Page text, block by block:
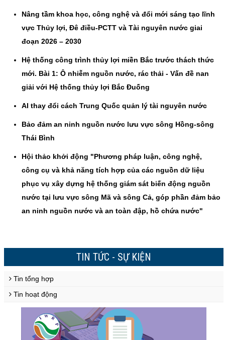
Nâng tầm khoa học, công nghệ và đổi mới sáng tạo lĩnh
vực Thủy lợi, Đê điều-PCTT và Tài nguyên nước giai
đoạn 2026 – 2030
Hệ thống công trình thủy lợi miền Bắc trước thách thức
mới. Bài 1: Ô nhiễm nguồn nước, rác thải - Vấn đề nan
giải với Hệ thống thủy lợi Bắc Đuống
AI thay đổi cách Trung Quốc quản lý tài nguyên nước
Bảo đảm an ninh nguồn nước lưu vực sông Hồng-sông
Thái Bình
Hội thảo khởi động "Phương pháp luận, công nghệ,
công cụ và khả năng tích hợp của các nguồn dữ liệu
phục vụ xây dựng hệ thống giám sát biến động nguồn
nước tại lưu vực sông Mã và sông Cả, góp phần đảm bảo
an ninh nguồn nước và an toàn đập, hồ chứa nước"
TIN TỨC - SỰ KIỆN
Tin tổng hợp
Tin hoạt động